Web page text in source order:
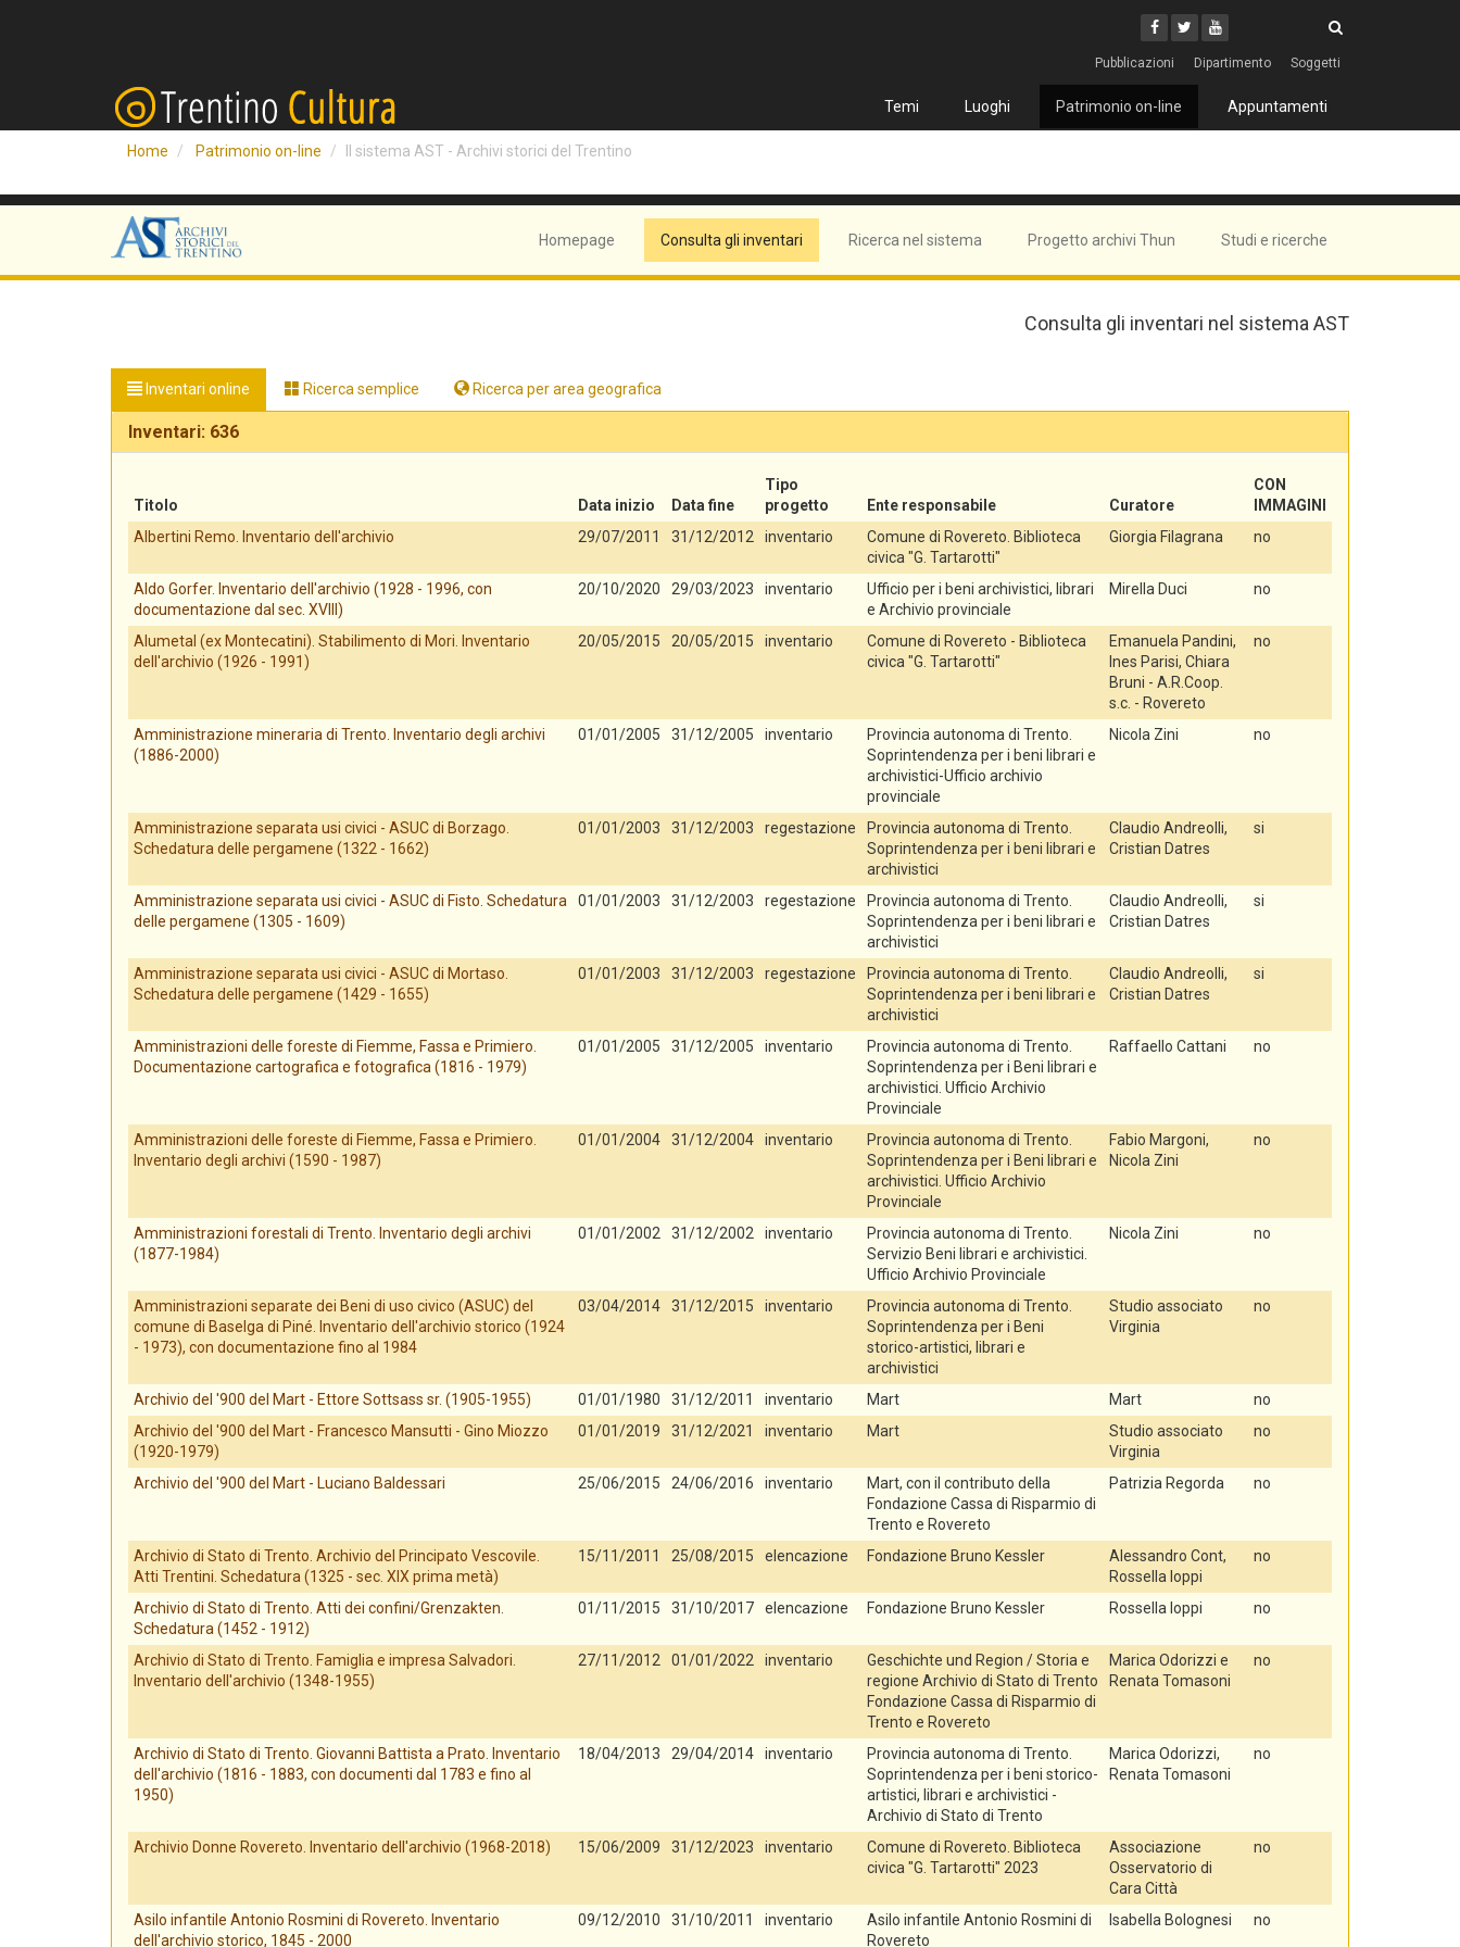
Facebook
Twitter
Youtube
Pubblicazioni Dipartimento Soggetti
Temi Luoghi Patrimonio on-line Appuntamenti
Home Patrimonio on-line Il sistema AST - Archivi storici del Trentino
Homepage Consulta gli inventari Ricerca nel sistema Progetto archivi Thun Studi e ricerche
Consulta gli inventari nel sistema AST
Inventari online Ricerca semplice Ricerca per area geografica
Inventari: 636
Titolo Data inizio Data fine
Tipo
progetto
Ente responsabile Curatore
CON
IMMAGINI
Albertini Remo. Inventario dell'archivio
29/07/2011 31/12/2012 inventario
Comune di Rovereto. Biblioteca
civica "G. Tartarotti"
Giorgia Filagrana no
Aldo Gorfer. Inventario dell'archivio (1928 - 1996, con
documentazione dal sec. XVIII)
20/10/2020 29/03/2023 inventario
Ufficio per i beni archivistici, librari
e Archivio provinciale
Mirella Duci no
Alumetal (ex Montecatini). Stabilimento di Mori. Inventario
dell'archivio (1926 - 1991)
20/05/2015 20/05/2015 inventario
Comune di Rovereto - Biblioteca
civica "G. Tartarotti"
Emanuela Pandini,
Ines Parisi, Chiara
Bruni - A.R.Coop.
s.c. - Rovereto
no
Amministrazione mineraria di Trento. Inventario degli archivi
(1886-2000)
01/01/2005 31/12/2005 inventario
Provincia autonoma di Trento.
Soprintendenza per i beni librari e
archivistici-Ufficio archivio
provinciale
Nicola Zini no
Amministrazione separata usi civici - ASUC di Borzago.
Schedatura delle pergamene (1322 - 1662)
01/01/2003 31/12/2003 regestazione
Provincia autonoma di Trento.
Soprintendenza per i beni librari e
archivistici
Claudio Andreolli,
Cristian Datres
si
Amministrazione separata usi civici - ASUC di Fisto. Schedatura
delle pergamene (1305 - 1609)
01/01/2003 31/12/2003 regestazione
Provincia autonoma di Trento.
Soprintendenza per i beni librari e
archivistici
Claudio Andreolli,
Cristian Datres
si
Amministrazione separata usi civici - ASUC di Mortaso.
Schedatura delle pergamene (1429 - 1655)
01/01/2003 31/12/2003 regestazione
Provincia autonoma di Trento.
Soprintendenza per i beni librari e
archivistici
Claudio Andreolli,
Cristian Datres
si
Amministrazioni delle foreste di Fiemme, Fassa e Primiero.
Documentazione cartografica e fotografica (1816 - 1979)
01/01/2005 31/12/2005 inventario
Provincia autonoma di Trento.
Soprintendenza per i Beni librari e
archivistici. Ufficio Archivio
Provinciale
Raffaello Cattani no
Amministrazioni delle foreste di Fiemme, Fassa e Primiero.
Inventario degli archivi (1590 - 1987)
01/01/2004 31/12/2004 inventario
Provincia autonoma di Trento.
Soprintendenza per i Beni librari e
archivistici. Ufficio Archivio
Provinciale
Fabio Margoni,
Nicola Zini
no
Amministrazioni forestali di Trento. Inventario degli archivi
(1877-1984)
01/01/2002 31/12/2002 inventario
Provincia autonoma di Trento.
Servizio Beni librari e archivistici.
Ufficio Archivio Provinciale
Nicola Zini no
Amministrazioni separate dei Beni di uso civico (ASUC) del
comune di Baselga di Piné. Inventario dell'archivio storico (1924
- 1973), con documentazione fino al 1984
03/04/2014 31/12/2015 inventario
Provincia autonoma di Trento.
Soprintendenza per i Beni
storico-artistici, librari e
archivistici
Studio associato
Virginia
no
Archivio del '900 del Mart - Ettore Sottsass sr. (1905-1955) 01/01/1980 31/12/2011 inventario Mart Mart
no
Archivio del '900 del Mart - Francesco Mansutti - Gino Miozzo
(1920-1979)
01/01/2019 31/12/2021 inventario Mart
Studio associato
Virginia
no
Archivio del '900 del Mart - Luciano Baldessari 25/06/2015 24/06/2016 inventario
Mart, con il contributo della
Fondazione Cassa di Risparmio di
Trento e Rovereto
Patrizia Regorda no
Archivio di Stato di Trento. Archivio del Principato Vescovile.
Atti Trentini. Schedatura (1325 - sec. XIX prima metà)
15/11/2011 25/08/2015 elencazione Fondazione Bruno Kessler
Alessandro Cont,
Rossella Ioppi
no
Archivio di Stato di Trento. Atti dei confini/Grenzakten.
Schedatura (1452 - 1912)
01/11/2015 31/10/2017 elencazione Fondazione Bruno Kessler Rossella Ioppi no
Archivio di Stato di Trento. Famiglia e impresa Salvadori.
Inventario dell'archivio (1348-1955)
27/11/2012 01/01/2022 inventario
Geschichte und Region / Storia e
regione Archivio di Stato di Trento
Fondazione Cassa di Risparmio di
Trento e Rovereto
Marica Odorizzi e
Renata Tomasoni
no
Archivio di Stato di Trento. Giovanni Battista a Prato. Inventario
dell'archivio (1816 - 1883, con documenti dal 1783 e fino al
1950)
18/04/2013 29/04/2014 inventario
Provincia autonoma di Trento.
Soprintendenza per i beni storico-
artistici, librari e archivistici -
Archivio di Stato di Trento
Marica Odorizzi,
Renata Tomasoni
no
Archivio Donne Rovereto. Inventario dell'archivio (1968-2018) 15/06/2009 31/12/2023 inventario
Comune di Rovereto. Biblioteca
civica "G. Tartarotti" 2023
Associazione
Osservatorio di
Cara Città
no
Asilo infantile Antonio Rosmini di Rovereto. Inventario
dell'archivio storico, 1845 - 2000
09/12/2010 31/10/2011 inventario
Asilo infantile Antonio Rosmini di
Rovereto
Isabella Bolognesi no